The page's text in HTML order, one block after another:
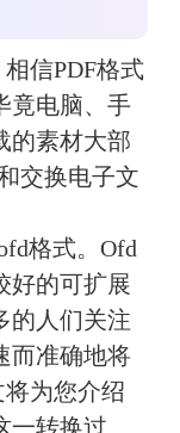
信PDF格式
竟电脑、手
的素材大部
交换电子文
格式。Ofd
好的可扩展
的人们关注
而准确地将
将为您介绍
一转换过